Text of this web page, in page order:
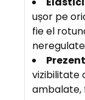
ușor pe
fie el
vizibilitate
ambalate,